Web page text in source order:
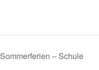
Sommerferien – Schule